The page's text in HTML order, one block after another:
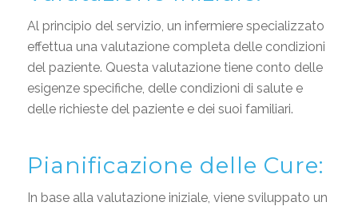
Al principio del servizio, un infermiere specializzato
effettua una valutazione completa delle condizioni
del paziente. Questa valutazione tiene conto delle
esigenze specifiche, delle condizioni di salute e
delle richieste del paziente e dei suoi familiari.
Pianificazione delle Cure:
In base alla valutazione iniziale, viene sviluppato un